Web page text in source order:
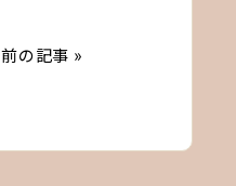
前の記事 »